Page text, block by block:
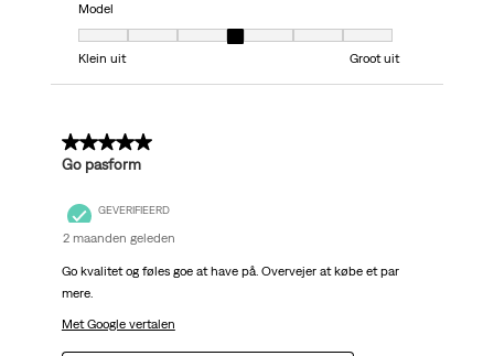
Model
Model, 4 van 7, waarbij 1 gelijk is aan Klein uit en 7 gelijk is aan Groot uit
Klein uit
Groot uit
5 van 5 sterren.
Go pasform
GEVERIFIEERD
2 maanden geleden
Go kvalitet og føles goe at have på. Overvejer at købe et par
mere.
Met Google vertalen